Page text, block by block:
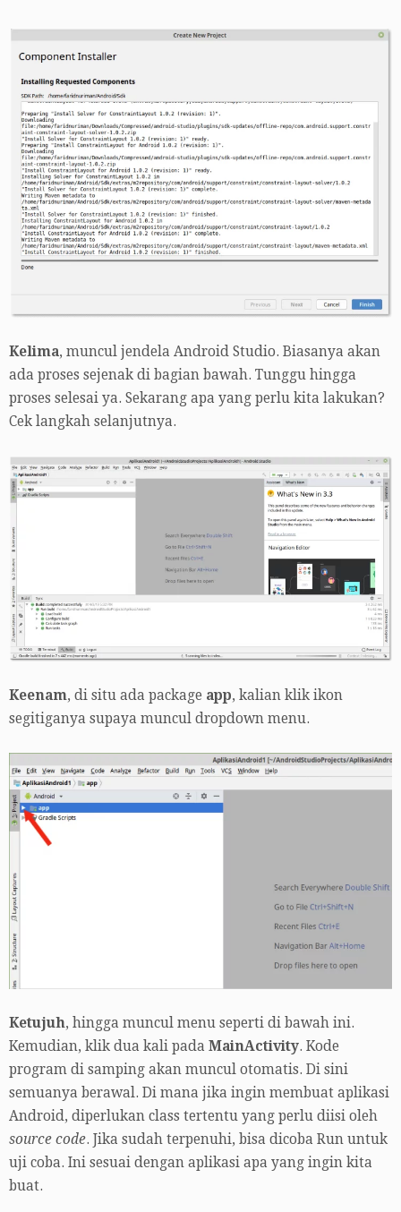
Kelima, muncul jendela Android Studio. Biasanya akan
ada proses sejenak di bagian bawah. Tunggu hingga
proses selesai ya. Sekarang apa yang perlu kita lakukan?
Cek langkah selanjutnya.
Keenam, di situ ada package app, kalian klik ikon
segitiganya supaya muncul dropdown menu.
Ketujuh, hingga muncul menu seperti di bawah ini.
Kemudian, klik dua kali pada MainActivity. Kode
program di samping akan muncul otomatis. Di sini
semuanya berawal. Di mana jika ingin membuat aplikasi
Android, diperlukan class tertentu yang perlu diisi oleh
source code. Jika sudah terpenuhi, bisa dicoba Run untuk
uji coba. Ini sesuai dengan aplikasi apa yang ingin kita
buat.